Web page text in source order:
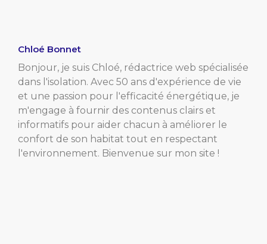
Chloé Bonnet
Bonjour, je suis Chloé, rédactrice web spécialisée
dans l'isolation. Avec 50 ans d'expérience de vie
et une passion pour l'efficacité énergétique, je
m'engage à fournir des contenus clairs et
informatifs pour aider chacun à améliorer le
confort de son habitat tout en respectant
l'environnement. Bienvenue sur mon site !